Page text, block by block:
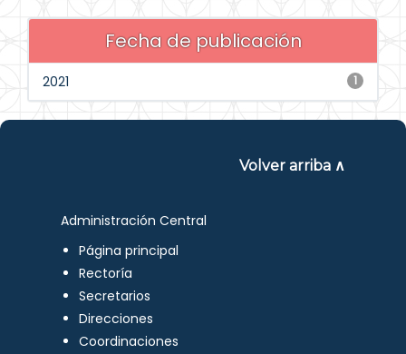
Fecha de publicación
1
2021
Volver arriba ∧
Administración Central
Página principal
Rectoría
Secretarios
Direcciones
Coordinaciones